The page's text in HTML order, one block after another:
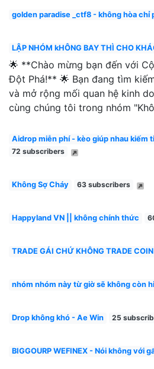
golden paradise _ctf8 - không hòa chỉ
LẬP NHÓM kHÔNG BAY THÌ CHO
🌟 **Chào mừng bạn đến với
Đột Phá!** 🌟 Bạn đang tìm
và mở rộng mối quan hệ kinh
cùng chúng tôi trong nhóm
Aidrop miễn phí - kèo giúp nhau kiếm
72 subscribers
Không Sợ Cháy 63 subscribers
Happyland VN || không chính thức
TRADE GÁI CHỨ KHÔNG TRADE COIN
nhóm nhóm này từ giờ sẽ không còn
Drop không khó - Ae Win 25
BIGGOURP WEFINEX - Nói không với